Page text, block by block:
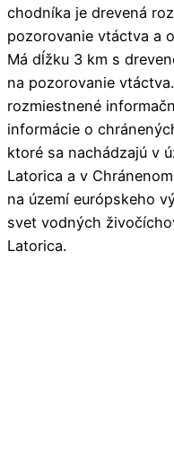
chodníka je drevená
pozorovanie vtáctva a
Má dĺžku 3 km s
na pozorovanie
rozmiestnené
informácie o
ktoré sa nachádzajú v
Latorica a v
na území európskeho
svet vodných
Latorica.